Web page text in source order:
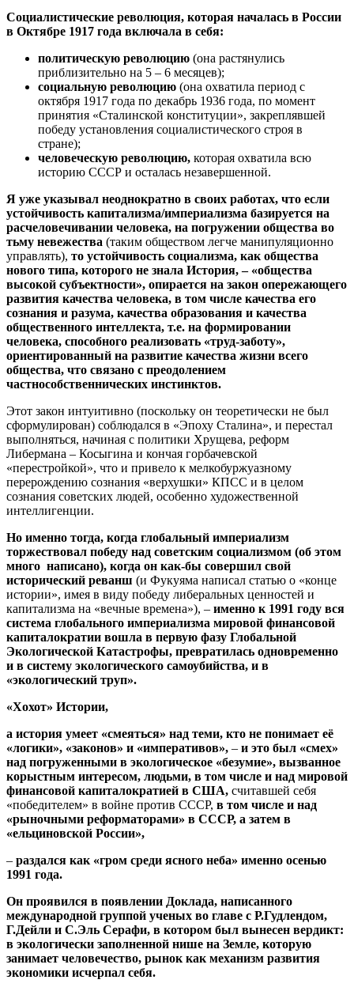
Социалистические революция, которая началась в России
в Октябре 1917 года включала в себя:
политическую революцию (она растянулись
приблизительно на 5 – 6 месяцев);
социальную революцию (она охватила период с
октября 1917 года по декабрь 1936 года, по момент
принятия «Сталинской конституции», закреплявшей
победу установления социалистического строя в
стране);
человеческую революцию, которая охватила всю
историю СССР и осталась незавершенной.
Я уже указывал неоднократно в своих работах, что если
устойчивость капитализма/империализма базируется на
расчеловечивании человека, на погружении общества во
тьму невежества (таким обществом легче манипуляционно
управлять), то устойчивость социализма, как общества
нового типа, которого не знала История, – «общества
высокой субъектности», опирается на закон опережающего
развития качества человека, в том числе качества его
сознания и разума, качества образования и качества
общественного интеллекта, т.е. на формировании
человека, способного реализовать «труд-заботу»,
ориентированный на развитие качества жизни всего
общества, что связано с преодолением
частнособственнических инстинктов.
Этот закон интуитивно (поскольку он теоретически не был
сформулирован) соблюдался в «Эпоху Сталина», и перестал
выполняться, начиная с политики Хрущева, реформ
Либермана – Косыгина и кончая горбачевской
«перестройкой», что и привело к мелкобуржуазному
перерождению сознания «верхушки» КПСС и в целом
сознания советских людей, особенно художественной
интеллигенции.
Но именно тогда, когда глобальный империализм
торжествовал победу над советским социализмом (об этом
много написано), когда он как-бы совершил свой
исторический реванш (и Фукуяма написал статью о «конце
истории», имея в виду победу либеральных ценностей и
капитализма на «вечные времена»), – именно к 1991 году вся
система глобального империализма мировой финансовой
капиталократии вошла в первую фазу Глобальной
Экологической Катастрофы, превратилась одновременно
и в систему экологического самоубийства, и в
«экологический труп».
«Хохот» Истории,
а история умеет «смеяться» над теми, кто не понимает её
«логики», «законов» и «императивов», – и это был «смех»
над погруженными в экологическое «безумие», вызванное
корыстным интересом, людьми, в том числе и над мировой
финансовой капиталократией в США, считавшей себя
«победителем» в войне против СССР, в том числе и над
«рыночными реформаторами» в СССР, а затем в
«ельциновской России»,
– раздался как «гром среди ясного неба» именно осенью
1991 года.
Он проявился в появлении Доклада, написанного
международной группой ученых во главе с Р.Гудлендом,
Г.Дейли и С.Эль Серафи, в котором был вынесен вердикт:
в экологически заполненной нише на Земле, которую
занимает человечество, рынок как механизм развития
экономики исчерпал себя.